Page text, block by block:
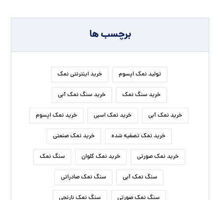
برچسب ها
تولید نمک اپسوم خرید اینترنتی نمک
خرید سنگ نمک خرید سنگ نمک آبی
خرید نمک آبی خرید نمک اسبی خرید نمک اپسوم
خرید نمک تصفیه شده خرید نمک صنعتی
خرید نمک صورتی خرید نمک کلوان سنگ نمک
سنگ نمک آبی سنگ نمک صادراتی